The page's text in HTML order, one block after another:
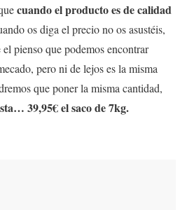
cuando el producto es de calidad
os diga el precio no os asustéis,
pienso que podemos encontrar
pero ni de lejos es la misma
que poner la misma cantidad,
39,95€ el saco de 7kg.